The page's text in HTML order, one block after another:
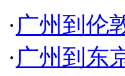
·广州到伦
·广州到东